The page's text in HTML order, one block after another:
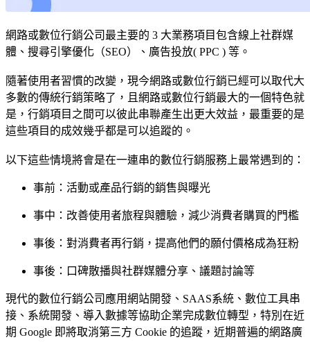
網路或數位行銷公司最主要的 3 大業務項目包含線上社群媒
體、搜尋引擎優化（SEO）、廣告投放( PPC ) 等。
隨著使用者習慣的改變，現今網路或數位行銷已經可以取代大
多數的傳統行銷策略了，且網路或數位行銷最大的一個特色就
是，行銷項目之間可以彼此串聯產生出更大效益，最重要的是
這些項目的成效幾乎都是可以追蹤的。
以下這些情境將會是在一連串的數位行銷服務上最常遇到的：
事前：活動或產品行銷的銷售與曝光
事中：改善使用者旅程與體驗，減少消費者購買的門檻
事後：對消費者再行銷，提高他們的願付價格成為狂粉
事後：口碑散播與社群媒體分享、議題討論等
現代的數位行銷公司應用網站開發、SAAS系統、數位工具串
接、系統開發、導入數據等協助企業完成數位轉型，特別在近
期 Google 即將取消第三方 Cookie 的追蹤，近期普遍的網路廣